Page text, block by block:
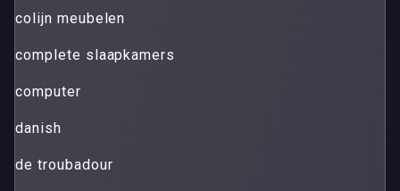
colijn meubelen
complete slaapkamers
computer
danish
de troubadour